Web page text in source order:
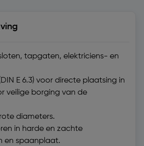
tapgaten, elektriciens- en
E 6.3) voor directe plaatsing in
veilige borging van de
diameters.
in harde en zachte
en spaanplaat.